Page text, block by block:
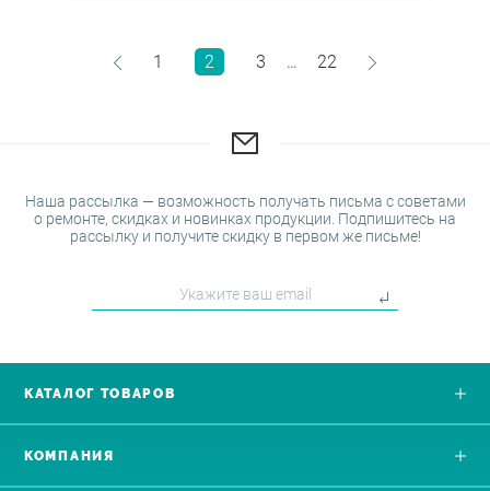
1 2 3 … 22
Наша рассылка — возможность получать письма с советами
о ремонте, скидках и новинках продукции. Подпишитесь на
рассылку и получите скидку в первом же письме!
КАТАЛОГ ТОВАРОВ
КОМПАНИЯ